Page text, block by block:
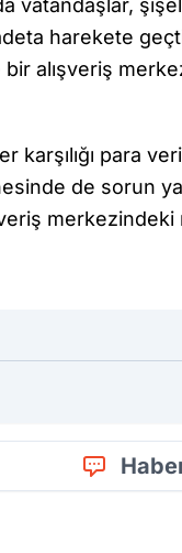
vatandaşlar,
adeta harekete
alışveriş
karşılığı para
de sorun